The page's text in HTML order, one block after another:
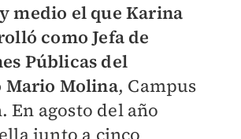
medio el que Karina
como Jefa de
Públicas del
Molina, Campus
En agosto del año
junto a cinco